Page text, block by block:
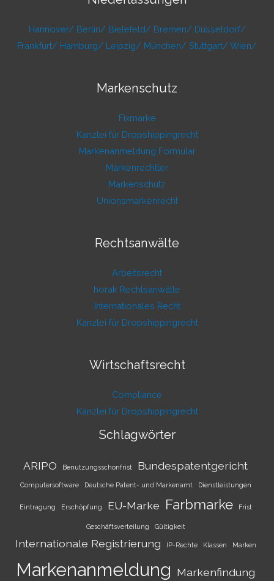
Hannover/ Berlin/ Bielefeld/ Bremen/ Düsseldorf/
Frankfurt/ Hamburg/ Leipzig/ München/ Stuttgart/ Wien/
Markenschutz
Fixmarke
Kanzlei für Dropshippingrecht
Markenanmeldung Formular
Markenrechtler
Markenschutz
Unionsmarkenrecht
Rechtsanwälte
Arbeitsrecht
horak Rechtsanwälte
Internationales Recht
Kanzlei für Dropshippingrecht
Wirtschaftsrecht
Compliance
Kanzlei für Dropshippingrecht
Schlagwörter
ARIPO Benutzungsschonfrist Bundespatentgericht
Computersoftware Deutsche Patent- und Markenamt Dienstleistungen
Eintragung Erschöpfung EU-Marke Farbmarke Frist
Geschäftsverteilung Gültigkeit
Internationale Registrierung IP-Rechte Klassen Marken
Markenanmeldung Markenfindung